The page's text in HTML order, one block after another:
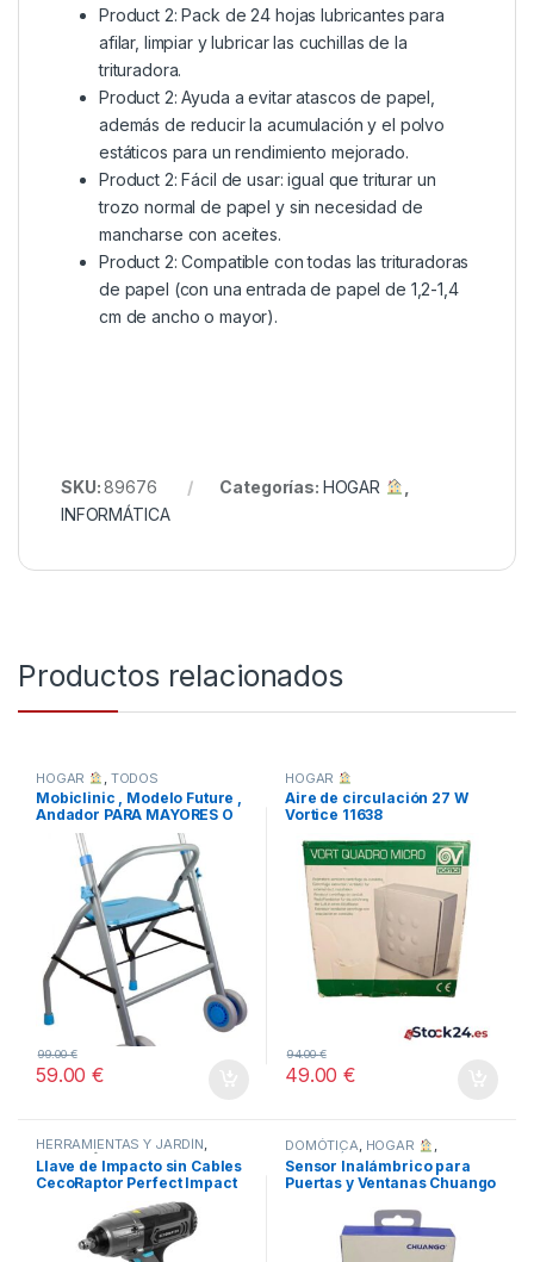
Product 2: Pack de 24 hojas lubricantes para
afilar, limpiar y lubricar las cuchillas de la
trituradora.
Product 2: Ayuda a evitar atascos de papel,
además de reducir la acumulación y el polvo
estáticos para un rendimiento mejorado.
Product 2: Fácil de usar: igual que triturar un
trozo normal de papel y sin necesidad de
mancharse con aceites.
Product 2: Compatible con todas las trituradoras
de papel (con una entrada de papel de 1,2-1,4
cm de ancho o mayor).
SKU:89676 Categorías: HOGAR
INFORMÁTICA
Productos relacionados
HOGAR TODOS
Mobiclinic , Modelo Future ,
Andador PARA MAYORES O
MINUSVALIDOS
59.00€
99.00€
HOGAR
Aire de circulación 27 W
Vortice 11638
49.00€
94.00€
HERRAMIENTAS Y JARDÍN,
HOGAR
,
STORE CECOTEC -
DISTRIBUIDOR OFICIAL
,
TODOS
Llave de Impacto sin Cables
CecoRaptor Perfect Impact
2020 Ultra CECOTEC
DOMÓTICA, HOGAR ,
INFORMÁTICA
Sensor Inalámbrico para
Puertas y Ventanas Chuango